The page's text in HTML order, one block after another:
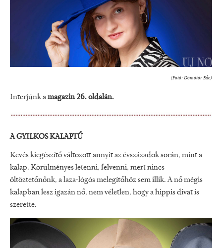
(Fotó: Dömötör Ede)
Interjúnk amagazin 26. oldalán.
A GYILKOS KALAPTŰ
Kevés kiegészítő változott annyit az évszázadok során, mint a
kalap. Körülményes letenni, felvenni, mert nincs
öltöztetőnőnk, a laza-lógós melegítőhöz sem illik. A nő mégis
kalapban lesz igazán nő, nem véletlen, hogy a hippis divat is
szerette.